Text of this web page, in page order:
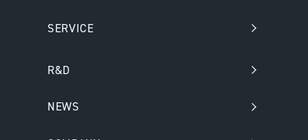
SERVICE
R&D
NEWS